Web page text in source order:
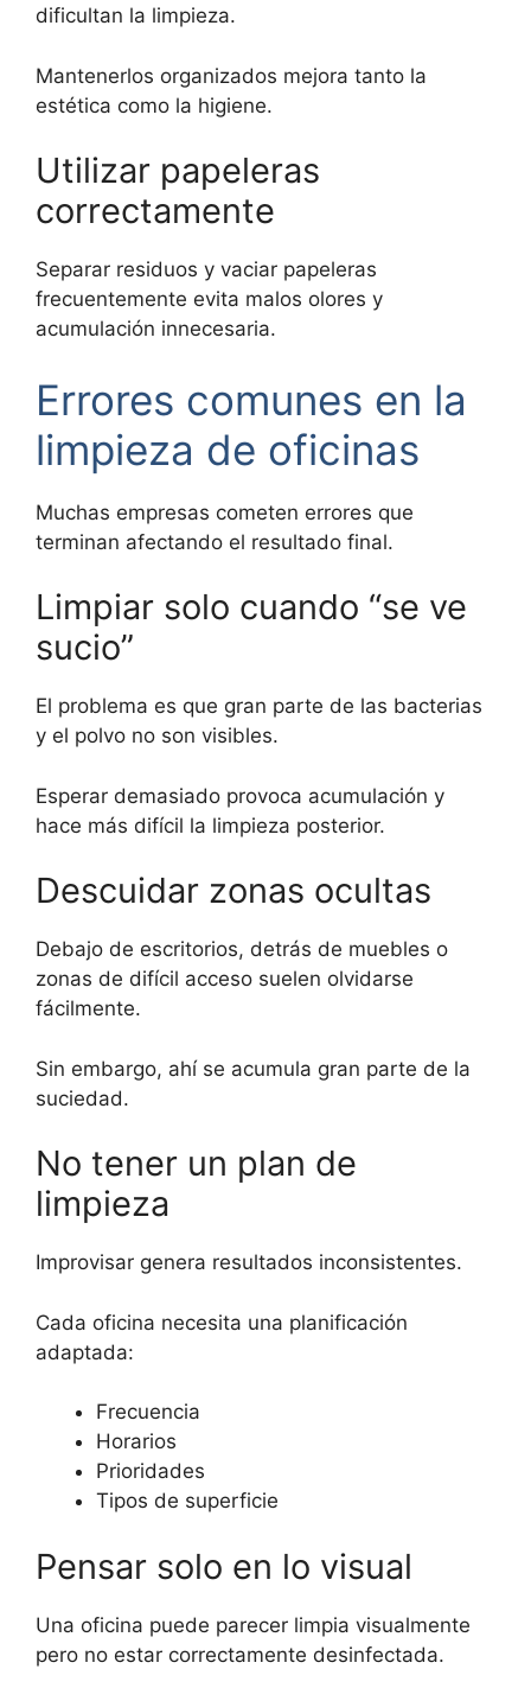
dificultan la limpieza.
Mantenerlos organizados mejora tanto la
estética como la higiene.
Utilizar papeleras
correctamente
Separar residuos y vaciar papeleras
frecuentemente evita malos olores y
acumulación innecesaria.
Errores comunes en la
limpieza de oficinas
Muchas empresas cometen errores que
terminan afectando el resultado final.
Limpiar solo cuando “se ve
sucio”
El problema es que gran parte de las bacterias
y el polvo no son visibles.
Esperar demasiado provoca acumulación y
hace más difícil la limpieza posterior.
Descuidar zonas ocultas
Debajo de escritorios, detrás de muebles o
zonas de difícil acceso suelen olvidarse
fácilmente.
Sin embargo, ahí se acumula gran parte de la
suciedad.
No tener un plan de
limpieza
Improvisar genera resultados inconsistentes.
Cada oficina necesita una planificación
adaptada:
Frecuencia
Horarios
Prioridades
Tipos de superficie
Pensar solo en lo visual
Una oficina puede parecer limpia visualmente
pero no estar correctamente desinfectada.